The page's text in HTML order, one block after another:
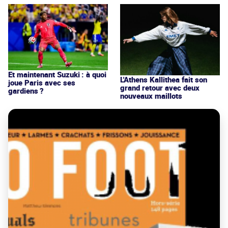
Et maintenant Suzuki : à quoi
joue Paris avec ses
gardiens ?
L'Athens Kallithea fait son
grand retour avec deux
nouveaux maillots